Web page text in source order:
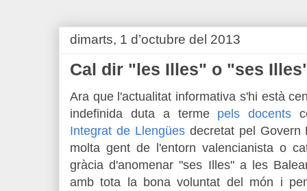
dimarts, 1 d’octubre del 2013
Cal dir "les Illes" o "ses
Ara que l'actualitat informativa s'hi està
indefinida duta a terme pels docents
Integrat de Llengüesdecretat pel Govern
molta gent de l'entorn valencianista o
gràcia d'anomenar "ses Illes" a les
amb tota la bona voluntat del món i